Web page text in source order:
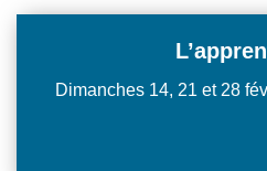
Dimanches 14, 21 et 28